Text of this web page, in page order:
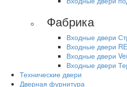
Фабрика
Входные двери
Входные двери
Входные двери
Входные двери
Технические двери
Дверная фурнитура